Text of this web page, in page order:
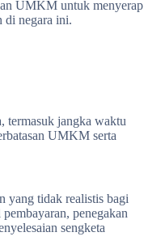
UMKM untuk menyerap
di negara ini.
termasuk jangka waktu
UMKM serta
yang tidak realistis bagi
penegakan
sengketa